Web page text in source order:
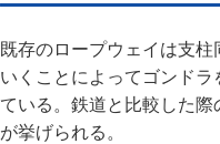
既存のロープウェイは支
いくことによってゴンド
ている。鉄道と比較した
が挙げられる。